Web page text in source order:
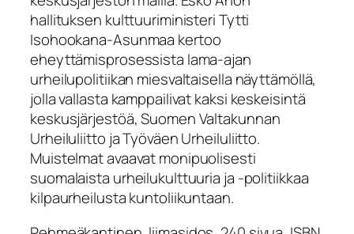
hallituksen kulttuuriministeri Tytti
Isohookana-Asunmaa kertoo
eheyttämisprosessista lama-ajan
urheilupolitiikan miesvaltaisella näyttämöllä,
jolla vallasta kamppailivat kaksi keskeisintä
keskusjärjestöä, Suomen Valtakunnan
Urheiluliitto ja Työväen Urheiluliitto.
Muistelmat avaavat monipuolisesti
suomalaista urheilukulttuuria ja -politiikkaa
kilpaurheilusta kuntoliikuntaan.